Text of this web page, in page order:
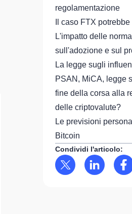
regolamentazione
Il caso FTX
L'impatto delle
sull'adozione e sul
La legge sugli
PSAN, MiCA, legge
fine della corsa alla
delle criptovalute?
Le previsioni
Bitcoin
Condividi l'articolo: